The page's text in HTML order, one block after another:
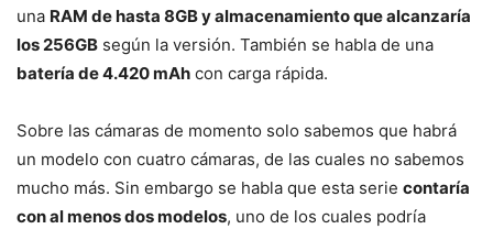
una RAM de hasta 8GB y almacenamiento que alcanzaría
los 256GB según la versión. También se habla de una
batería de 4.420 mAh con carga rápida.
Sobre las cámaras de momento solo sabemos que habrá
un modelo con cuatro cámaras, de las cuales no sabemos
mucho más. Sin embargo se habla que esta serie contaría
con al menos dos modelos, uno de los cuales podría